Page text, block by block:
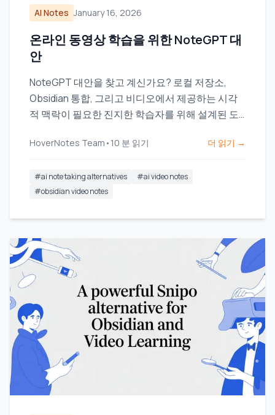
AI Notes January 16, 2026
온라인 동영상 학습을 위한 NoteGPT 대
안
NoteGPT 대안을 찾고 계신가요? 로컬 저장소,
Obsidian 통합, 그리고 비디오에서 제공하는 시각
적 맥락이 필요한 진지한 학습자를 위해 설계된 도
HoverNotes Team • 10 분 읽기 더 읽기 →
#ai note taking alternatives #ai video notes
#obsidian video notes